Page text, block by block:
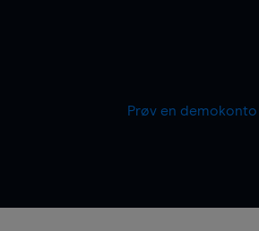
Prøv en demokonto